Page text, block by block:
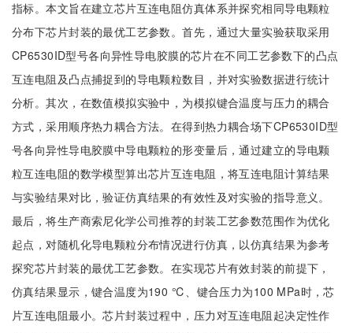
指标。本文旨在建立芯片互连电阻仿真体系并探究相同导电颗粒
分布下芯片封装的最优工艺参数。首先，通过大量实验获取采用
CP6530ID型号各向异性导电胶膜的芯片在不同工艺参数下的凸点
互连电阻及凸点捕捉到的导电颗粒数目，并对实验数据进行统计
分析。其次，在数值模拟实验中，为模拟键合温度与压力的耦合
方式，采用顺序热力耦合方法。在得到热力耦合场下CP6530ID型
号各向异性导电胶膜中导电颗粒的形变量后，通过建立的导电颗
粒互连电阻的数学模型算出芯片互连电阻，将互连电阻计算结果
与实验结果对比，验证仿真结果的有效性及对实验的指导意义。
最后，将生产商索尼化学公司推荐的封装工艺参数范围作为优化
起点，对随机化导电颗粒分布情况进行仿真，以仿真结果为参考
探究芯片封装的最优工艺参数。在实现芯片有效封装的前提下，
仿真结果显示，键合温度为190 ℃、键合压力为100 MPa时，芯
片互连电阻最小。芯片封装过程中，压力对互连电阻起决定性作